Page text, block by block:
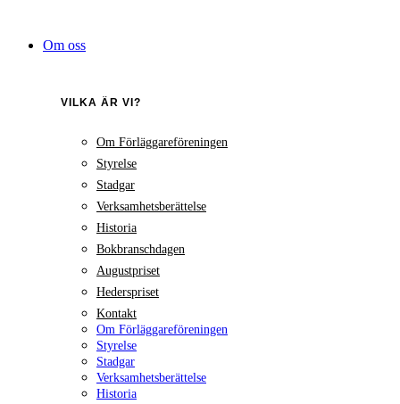
innehållOm oss
VILKA ÄR VI?
Om Förläggareföreningen
Styrelse
Stadgar
Verksamhetsberättelse
Historia
Bokbranschdagen
Augustpriset
Hederspriset
Kontakt
Om Förläggareföreningen
Styrelse
Stadgar
Verksamhetsberättelse
Historia